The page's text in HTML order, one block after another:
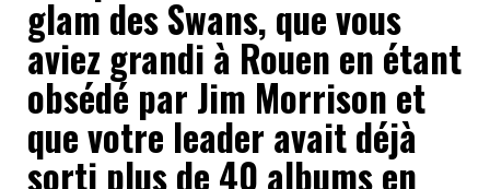
glam des Swans, que vous
aviez grandi à Rouen en étant
obsédé par Jim Morrison et
que votre leader avait déjà
sorti plus de 40 albums en